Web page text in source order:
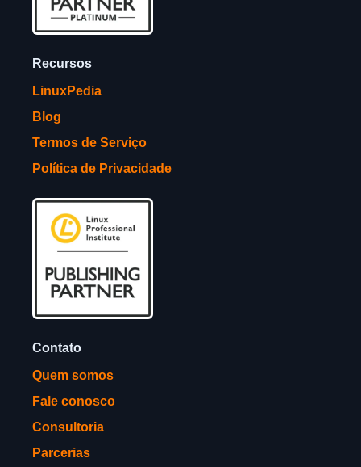
Recursos
LinuxPedia
Blog
Termos de Serviço
Política de Privacidade
Contato
Quem somos
Fale conosco
Consultoria
Parcerias